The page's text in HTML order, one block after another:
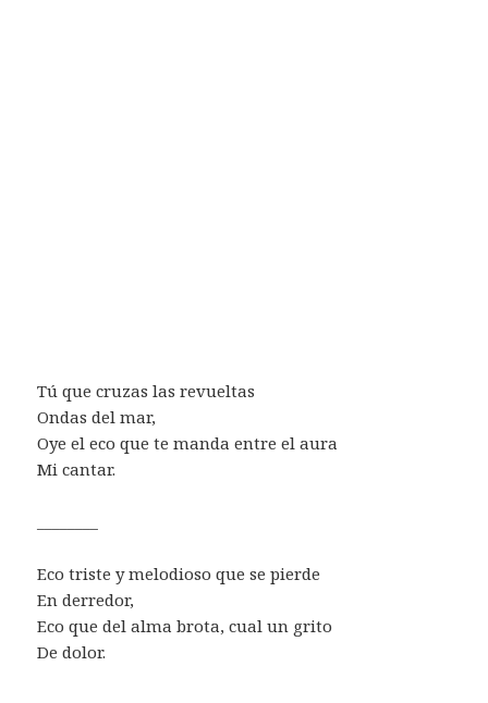
Tú que cruzas las revueltas
Ondas del mar,
Oye el eco que te manda entre el aura
Mi cantar.
Eco triste y melodioso que se pierde
En derredor,
Eco que del alma brota, cual un grito
De dolor.